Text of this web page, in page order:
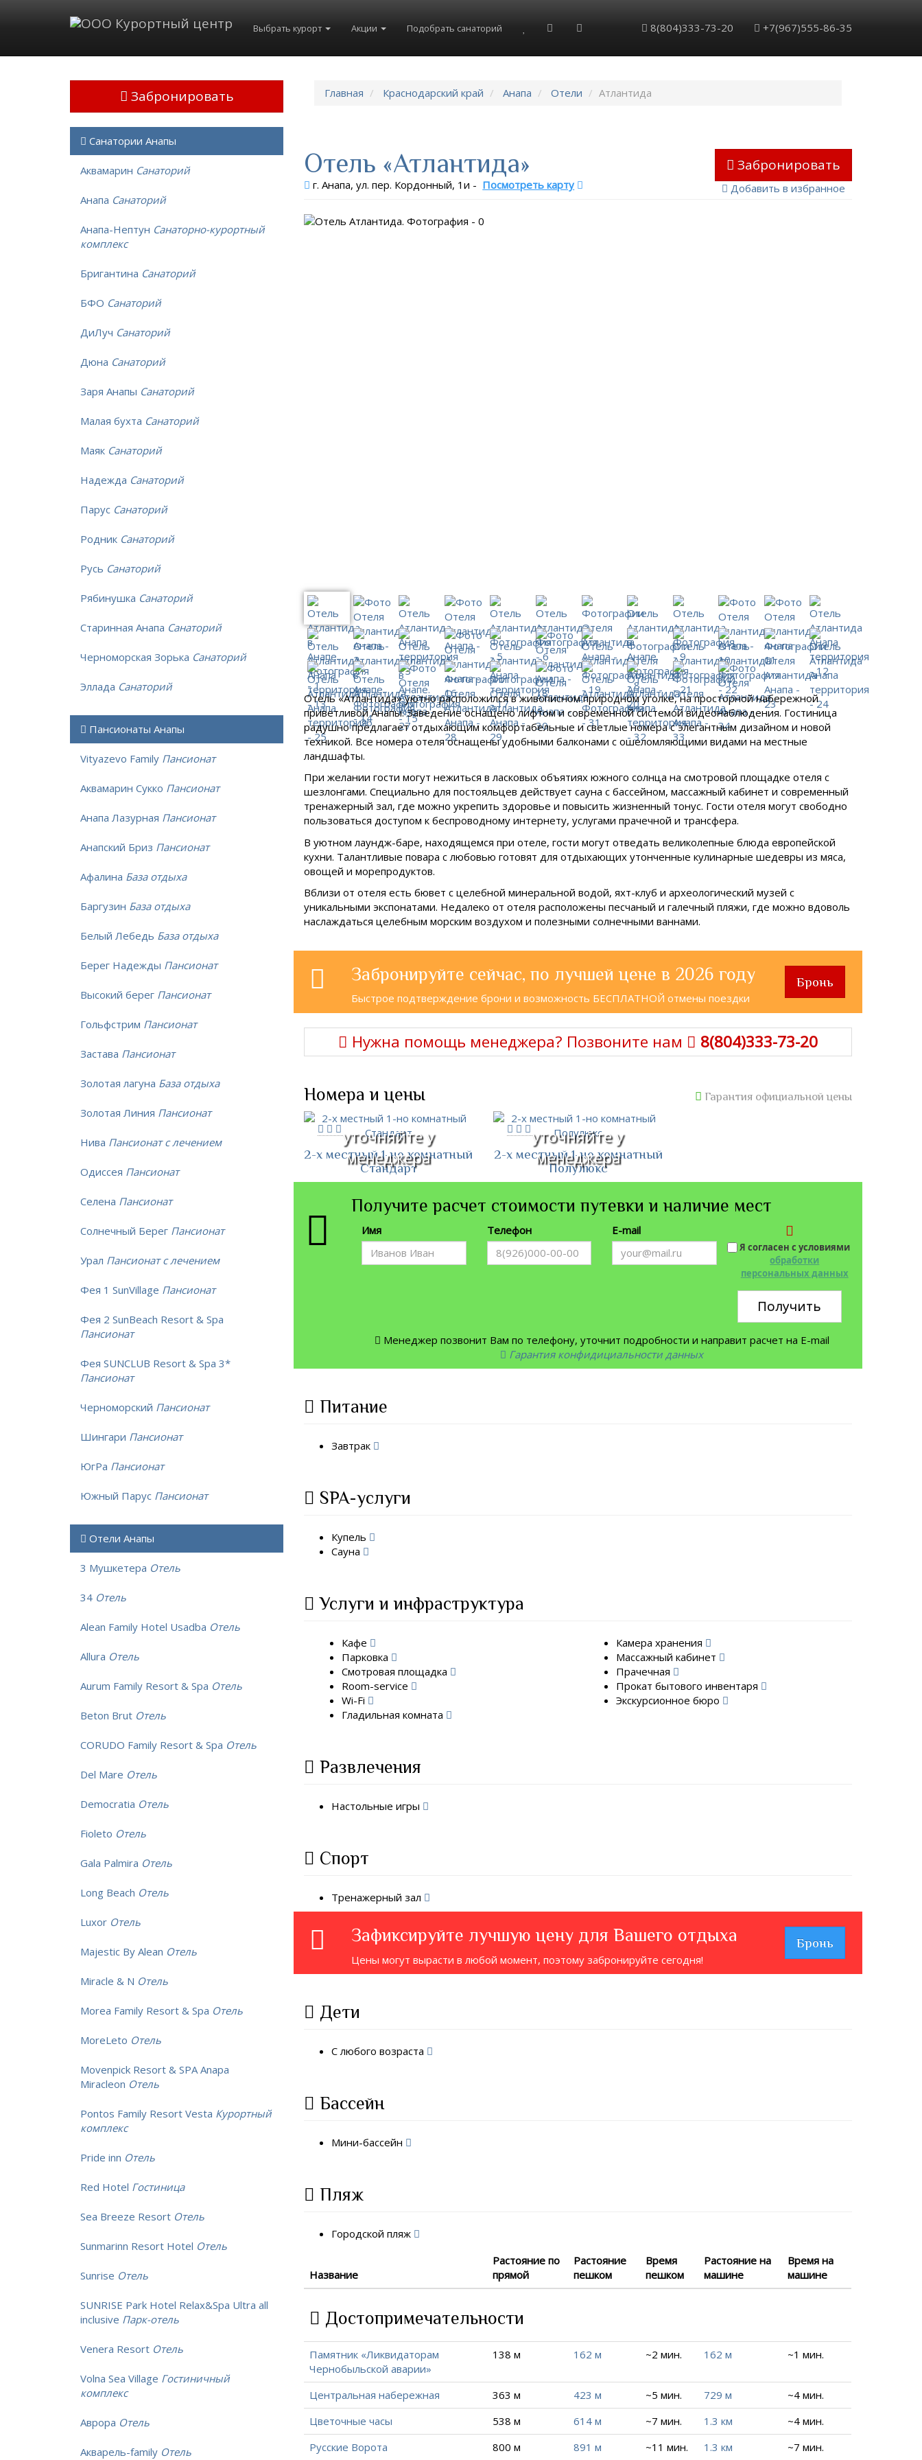
Выбрать курорт Акции Подобрать санаторий 8(804)333-73-20 +7(967)555-86-35
Главная Краснодарский край Анапа Отели Атлантида
Забронировать
Добавить в избранное
Отель «Атлантида»
г. Анапа, ул. пер. Кордонный, 1и - Посмотреть карту
Отель «Атлантида» уютно расположился в живописном природном уголке, на просторной набережной
приветливой Анапы. Заведение оснащено лифтом и современной системой видеонаблюдения. Гостиница
радушно предлагает отдыхающим комфортабельные и светлые номера с элегантным дизайном и новой
техникой. Все номера отеля оснащены удобными балконами с ошеломляющими видами на местные
ландшафты.
При желании гости могут нежиться в ласковых объятиях южного солнца на смотровой площадке отеля с
шезлонгами. Специально для постояльцев действует сауна с бассейном, массажный кабинет и современный
тренажерный зал, где можно укрепить здоровье и повысить жизненный тонус. Гости отеля могут свободно
пользоваться доступом к беспроводному интернету, услугами прачечной и трансфера.
В уютном лаундж-баре, находящемся при отеле, гости могут отведать великолепные блюда европейской
кухни. Талантливые повара с любовью готовят для отдыхающих утонченные кулинарные шедевры из мяса,
овощей и морепродуктов.
Вблизи от отеля есть бювет с целебной минеральной водой, яхт-клуб и археологический музей с
уникальными экспонатами. Недалеко от отеля расположены песчаный и галечный пляжи, где можно вдоволь
наслаждаться целебным морским воздухом и полезными солнечными ваннами.
Забронируйте сейчас, по лучшей цене в 2026 году
Быстрое подтверждение брони и возможность БЕСПЛАТНОЙ отмены поездки
Бронь
Нужна помощь менеджера? Позвоните нам 8(804)333-73-20
Номера и цены Гарантия официальной цены
уточняйте у
менеджера
2-х местный 1-но комнатный
Стандарт
уточняйте у
менеджера
2-х местный 1-но комнатный
Полулюкс
Получите расчет стоимости путевки и наличие мест
Имя Телефон E-mail
Я согласен с условиями
обработки
персональных данных
Получить
Менеджер позвонит Вам по телефону, уточнит подробности и направит расчет на E-mail
Гарантия конфидициальности данных
Питание
Завтрак
SPA-услуги
Купель
Сауна
Услуги и инфраструктура
Кафе
Парковка
Смотровая площадка
Room-service
Wi-Fi
Гладильная комната
Камера хранения
Массажный кабинет
Прачечная
Прокат бытового инвентаря
Экскурсионное бюро
Развлечения
Настольные игры
Спорт
Тренажерный зал
Зафиксируйте лучшую цену для Вашего отдыха
Цены могут вырасти в любой момент, поэтому забронируйте сегодня!
Бронь
Дети
С любого возраста
Бассейн
Мини-бассейн
Пляж
Городской пляж
Название
Растояние по
прямой
Растояние
пешком
Время
пешком
Растояние на
машине
Время на
машине
Достопримечательности
Памятник «Ликвидаторам
Чернобыльской аварии»
138 м 162 м ~2 мин. 162 м ~1 мин.
Центральная набережная 363 м 423 м ~5 мин. 729 м
~4 мин.
Цветочные часы
538 м 614 м ~7 мин. 1.3 км
~4 мин.
Русские Ворота
800 м 891 м ~11 мин. 1.3 км ~7 мин.
Забронировать
Санатории Анапы
Аквамарин Санаторий
Анапа Санаторий
Анапа-Нептун Санаторно-курортный
комплекс
Бригантина Санаторий
БФО Санаторий
ДиЛуч Санаторий
Дюна Санаторий
Заря Анапы Санаторий
Малая бухта Санаторий
Маяк Санаторий
Надежда Санаторий
Парус Санаторий
Родник Санаторий
Русь Санаторий
Рябинушка Санаторий
Старинная Анапа Санаторий
Черноморская Зорька Санаторий
Эллада Санаторий
Пансионаты Анапы
Vityazevo Family Пансионат
Аквамарин Сукко Пансионат
Анапа Лазурная Пансионат
Анапский Бриз Пансионат
Афалина База отдыха
Баргузин База отдыха
Белый Лебедь База отдыха
Берег Надежды Пансионат
Высокий берег Пансионат
Гольфстрим Пансионат
Застава Пансионат
Золотая лагуна База отдыха
Золотая Линия Пансионат
Нива Пансионат с лечением
Одиссея Пансионат
Селена Пансионат
Солнечный Берег Пансионат
Урал Пансионат с лечением
Фея 1 SunVillage Пансионат
Фея 2 SunBeach Resort & Spa
Пансионат
Фея SUNCLUB Resort & Spa 3*
Пансионат
Черноморский Пансионат
Шингари Пансионат
ЮгРа Пансионат
Южный Парус Пансионат
Отели Анапы
3 Мушкетера Отель
34 Отель
Alean Family Hotel Usadba Отель
Allura Отель
Aurum Family Resort & Spa Отель
Beton Brut Отель
CORUDO Family Resort & Spa Отель
Del Mare Отель
Democratia Отель
Fioleto Отель
Gala Palmira Отель
Long Beach Отель
Luxor Отель
Majestic By Alean Отель
Miracle & N Отель
Morea Family Resort & Spa Отель
MoreLeto Отель
Movenpick Resort & SPA Anapa
Miracleon Отель
Pontos Family Resort Vesta Курортный
комплекс
Pride inn Отель
Red Hotel Гостиница
Sea Breeze Resort Отель
Sunmarinn Resort Hotel Отель
Sunrise Отель
SUNRISE Park Hotel Relax&Spa Ultra all
inclusive Парк-отель
Venera Resort Отель
Volna Sea Village Гостиничный
комплекс
Аврора Отель
Акварель-family Отель